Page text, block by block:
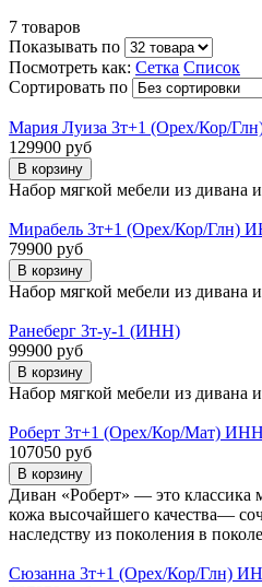
7 товаров
Показывать по
Посмотреть как: Сетка Список
Сортировать по
Мария Луиза 3т+1 (Орех/Кор/
129900 руб
Набор мягкой мебели из дивана и
Мирабель 3т+1 (Орех/Кор/Глн)
79900 руб
Набор мягкой мебели из дивана и
Ранеберг 3т-у-1 (ИНН)
99900 руб
Набор мягкой мебели из дивана и
Роберт 3т+1 (Орех/Кор/Мат) ИНН
107050 руб
Диван «Роберт» — это классика
кожа высочайшего качества—
наследству из поколения в
Сюзанна 3т+1 (Орех/Кор/Глн)